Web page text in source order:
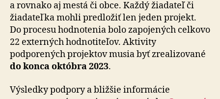
a rovnako aj mestá či obce. Každý žiadateľ či
žiadateľka mohli predložiť len jeden projekt.
Do procesu hodnotenia bolo zapojených celkovo
22 externých hodnotiteľov. Aktivity
podporených projektov musia byť zrealizované
do konca októbra 2023.
Výsledky podpory a bližšie informácie